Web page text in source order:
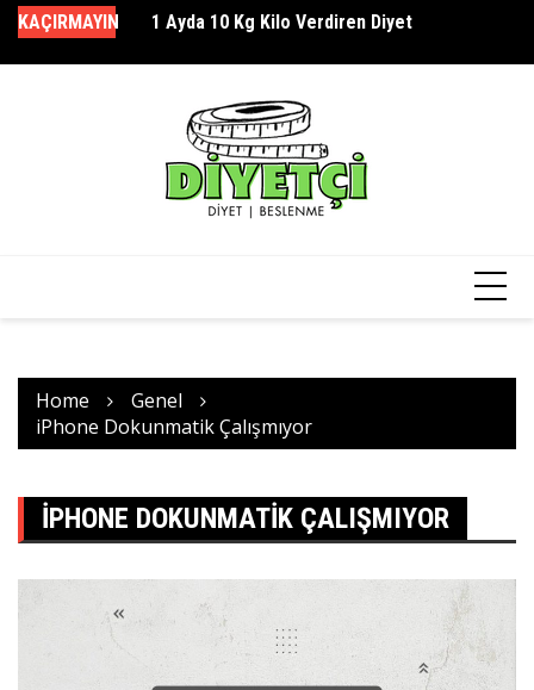
Skip
content
KAÇIRMAYIN 1 Ayda 10 Kg Kilo Verdiren Diyet
Home
Genel
iPhone Dokunmatik Çalışmıyor
IPHONE DOKUNMATIK ÇALIŞMIYOR